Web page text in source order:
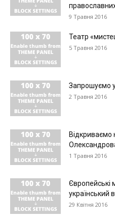
9 Травня 2016
Театр
5 Травня 2016
Запрошуємо
2 Травня 2016
Відкриваємо
1 Травня 2016
Європейські
український
29 Квітня 2016